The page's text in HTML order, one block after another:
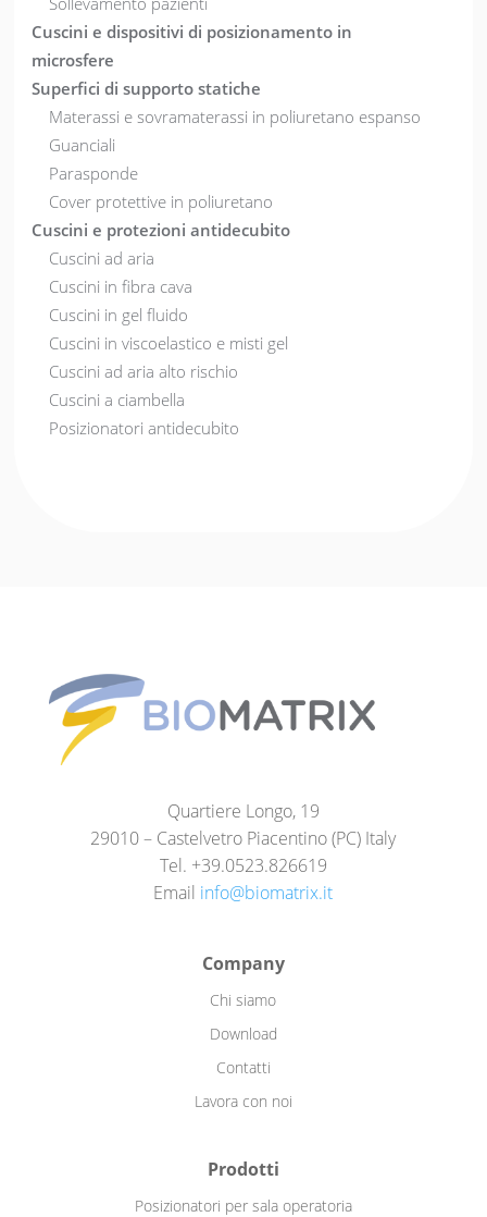
Cuscini e dispositivi di posizionamento in
microsfere
Superfici di supporto statiche
Materassi e sovramaterassi in poliuretano espanso
Guanciali
Parasponde
Cover protettive in poliuretano
Cuscini e protezioni antidecubito
Cuscini ad aria
Cuscini in fibra cava
Cuscini in gel fluido
Cuscini in viscoelastico e misti gel
Cuscini ad aria alto rischio
Cuscini a ciambella
Posizionatori antidecubito
Quartiere Longo, 19
29010 – Castelvetro Piacentino (PC) Italy
Tel. +39.0523.826619
Email info@biomatrix.it
Company
Chi siamo
Download
Contatti
Lavora con noi
Prodotti
Posizionatori per sala operatoria